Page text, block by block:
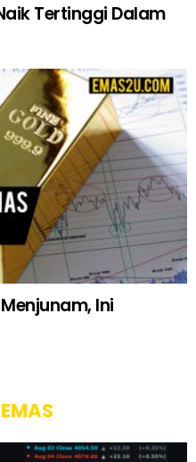
Tertinggi Dalam
Ini